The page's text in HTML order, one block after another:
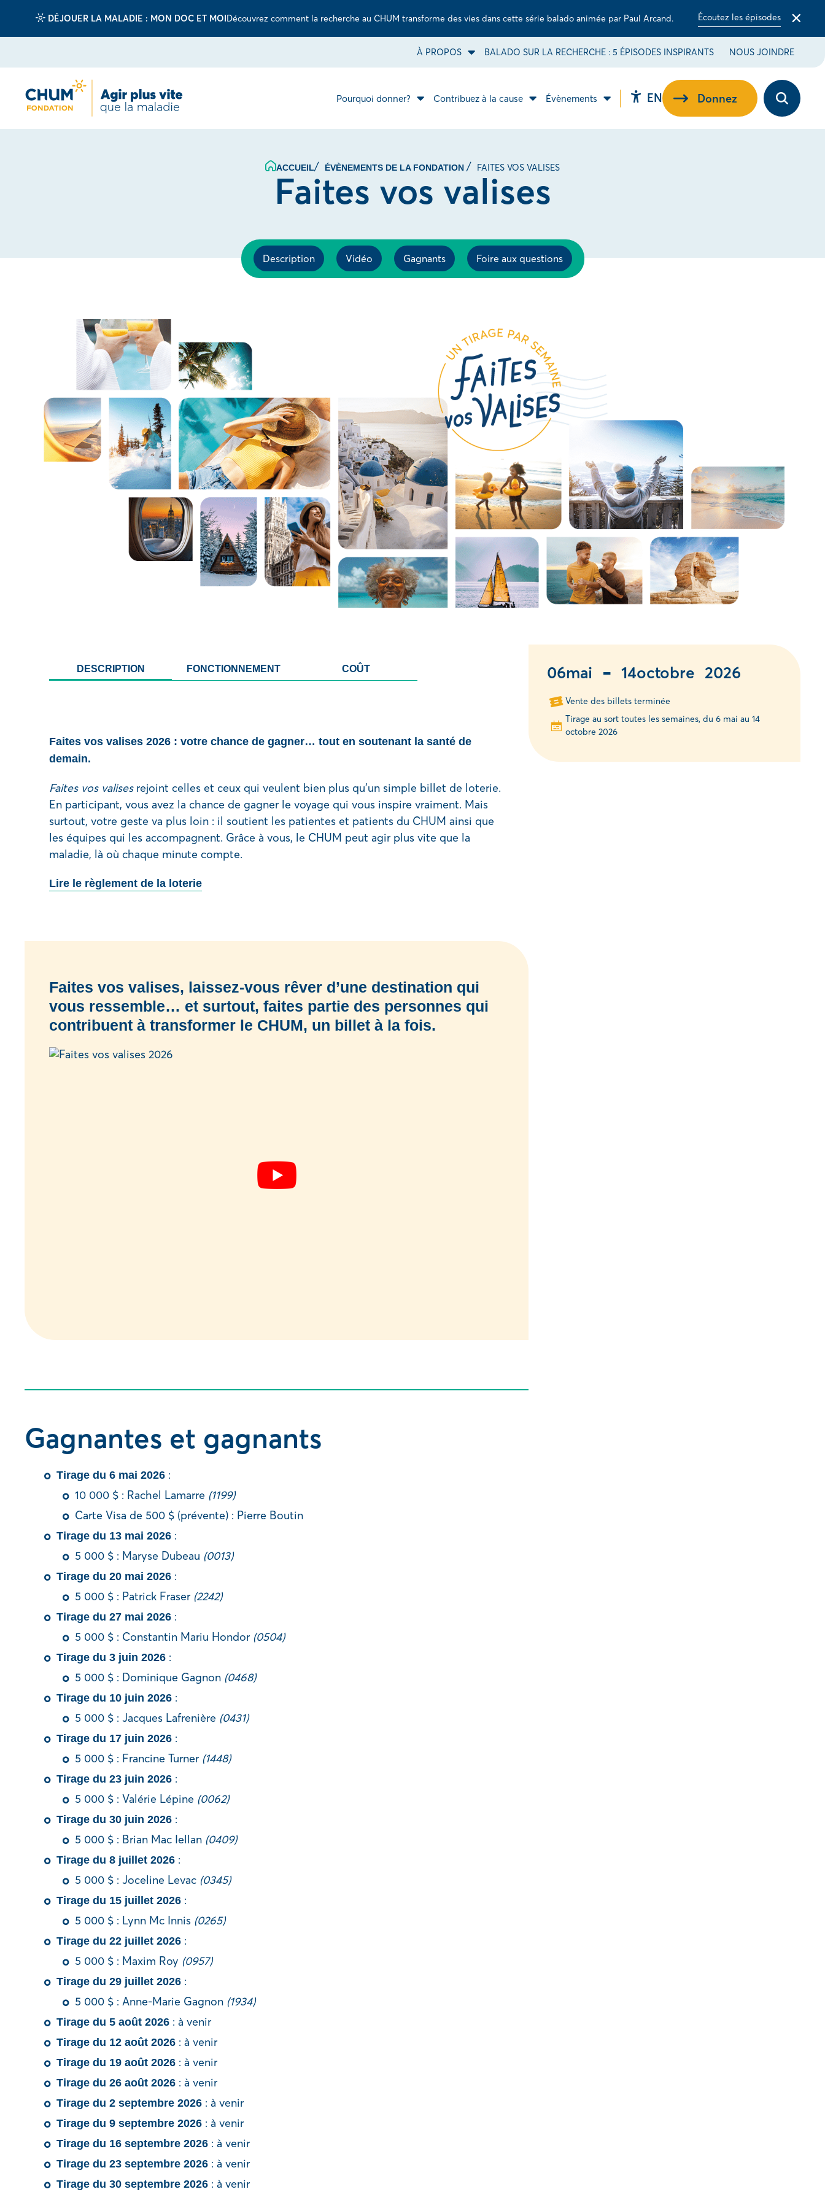
DÉJOUER LA MALADIE : MON DOC ET MOIDécouvrez comment la recherche au CHUM transforme des vies dans cette série balado animée par Paul Arcand. Écoutez les épisodes
la
d'alerte
À PROPOS
Ouvrir
le
À
propos.
BALADO SUR LA RECHERCHE : 5 ÉPISODES INSPIRANTS NOUS JOINDRE
Pourquoi donner?
Ouvrir
menu
Contribuez à la cause
Ouvrir
menu
cause.
Évènements
menu
Ouvrez
d’outils
ENSwitch
language
Donnez
ACCUEIL ÉVÈNEMENTS DE LA FONDATION FAITES VOS VALISES
Faites vos valises
Description Vidéo Gagnants Foire aux questions
DESCRIPTION FONCTIONNEMENT COÛT
Faites vos valises 2026 : votre chance de gagner… tout en soutenant la santé de
demain.
Faites vos valisesrejoint celles et ceux qui veulent bien plus qu’un simple billet de loterie.
En participant, vous avez la chance de gagner le voyage qui vous inspire vraiment. Mais
surtout, votre geste va plus loin : il soutient les patientes et patients du CHUM ainsi que
les équipes qui les accompagnent. Grâce à vous, le CHUM peut agir plus vite que la
maladie, là où chaque minute compte.
Lire le règlement de la loterie
Faites vos valises, laissez-vous rêver d’une destination qui
vous ressemble… et surtout, faites partie des personnes qui
contribuent à transformer le CHUM, un billet à la fois.
Gagnantes et gagnants
Tirage du 6 mai 2026:
10 000 $ : Rachel Lamarre (1199)
Carte Visa de 500 $ (prévente) : Pierre Boutin
Tirage du 13 mai 2026:
5 000 $ : Maryse Dubeau (0013)
Tirage du 20 mai 2026:
5 000 $ : Patrick Fraser (2242)
Tirage du 27 mai 2026:
5 000 $ : Constantin Mariu Hondor (0504)
Tirage du 3 juin 2026:
5 000 $ : Dominique Gagnon (0468)
Tirage du 10 juin 2026:
5 000 $ : Jacques Lafrenière (0431)
Tirage du 17 juin 2026:
5 000 $ : Francine Turner (1448)
Tirage du 23 juin 2026:
5 000 $ : Valérie Lépine (0062)
Tirage du 30 juin 2026:
5 000 $ : Brian Mac Iellan (0409)
Tirage du 8 juillet 2026:
5 000 $ : Joceline Levac (0345)
Tirage du 15 juillet 2026:
5 000 $ : Lynn Mc Innis (0265)
Tirage du 22 juillet 2026:
5 000 $ : Maxim Roy (0957)
Tirage du 29 juillet 2026:
5 000 $ : Anne-Marie Gagnon (1934)
Tirage du 5 août 2026: à venir
Tirage du 12 août 2026: à venir
Tirage du 19 août 2026 : à venir
Tirage du 26 août 2026: à venir
Tirage du 2 septembre 2026: à venir
Tirage du 9 septembre 2026: à venir
Tirage du 16 septembre 2026: à venir
Tirage du 23 septembre 2026 : à venir
Tirage du 30 septembre 2026: à venir
06mai - 14octobre 2026
Vente des billets terminée
Tirage au sort toutes les semaines, du 6 mai au 14
octobre 2026